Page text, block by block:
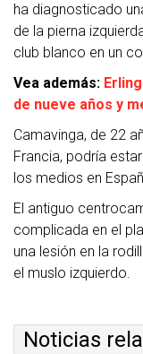
ha diagnosticado
de la pierna
club blanco en un
Vea además:
de nueve años y
Camavinga, de 22
Francia, podría
los medios en
El antiguo
complicada en el
una lesión en la
el muslo izquierdo.
Noticias